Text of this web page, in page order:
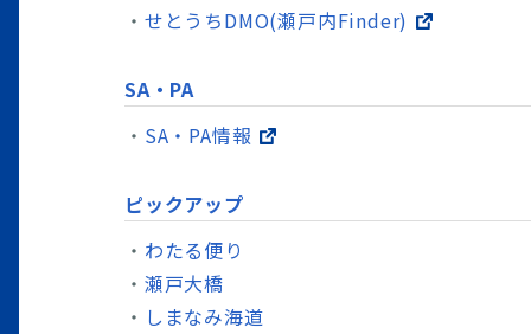
せとうちDMO(瀬戸内Finder)
SA・PA
SA・PA情報
ピックアップ
わたる便り
瀬戸大橋
しまなみ海道